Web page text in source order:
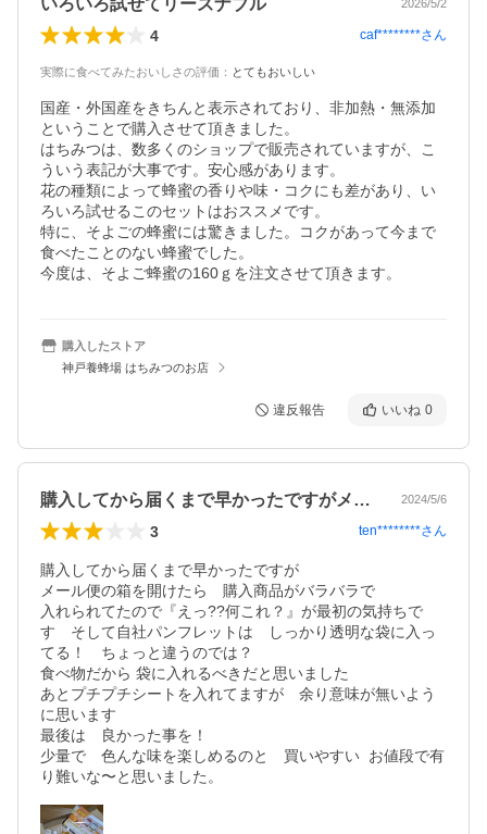
いろいろ試せてリーズナブル 2026/5/2
4 caf********さん
実際に食べてみたおいしさの評価 ： とてもおいしい
国産・外国産をきちんと表示されており、非加熱・無添加
ということで購入させて頂きました。
はちみつは、数多くのショップで販売されていますが、こ
ういう表記が大事です。安心感があります。
花の種類によって蜂蜜の香りや味・コクにも差があり、い
ろいろ試せるこのセットはおススメです。
特に、そよごの蜂蜜には驚きました。コクがあって今まで
食べたことのない蜂蜜でした。
今度は、そよご蜂蜜の160ｇを注文させて頂きます。
購入したストア
神戸養蜂場 はちみつのお店
違反報告 いいね 0
購入してから届くまで早かったですがメー… 2024/5/6
3 ten********さん
購入してから届くまで早かったですが
メール便の箱を開けたら　購入商品がバラバラで
入れられてたので『えっ??何これ？』が最初の気持ちで
す　そして自社パンフレットは　しっかり透明な袋に入っ
てる！　ちょっと違うのでは？
食べ物だから 袋に入れるべきだと思いました
あとプチプチシートを入れてますが　余り意味が無いよう
に思います
最後は　良かった事を！
少量で　色んな味を楽しめるのと　買いやすい  お値段で有
り難いな〜と思いました。